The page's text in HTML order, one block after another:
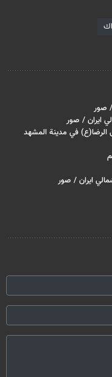
/ صور
ايران / صور
الرضا(ع) في مدينة المشهد
ايران / صور